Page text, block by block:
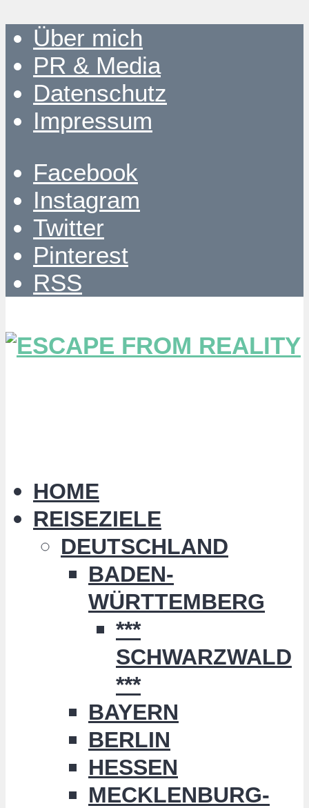
Über mich
PR & Media
Datenschutz
Impressum
Facebook
Instagram
Twitter
Pinterest
RSS
HOME
REISEZIELE
DEUTSCHLAND
BADEN-
WÜRTTEMBERG
***
SCHWARZWALD
***
BAYERN
BERLIN
HESSEN
MECKLENBURG-